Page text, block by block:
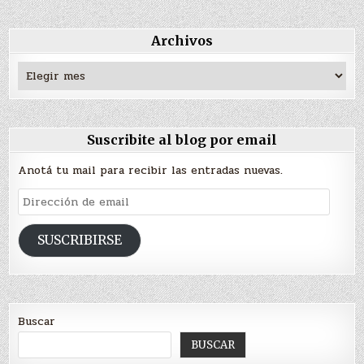
Archivos
Archivos
Suscribite al blog por email
Anotá tu mail para recibir las entradas nuevas.
Dirección
de
emailSUSCRIBIRSE
Buscar
BUSCAR